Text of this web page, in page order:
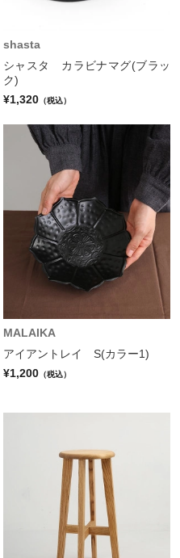
shasta
シャスタ カラビナマグ(ブラッ
ク)
¥1,320 （税込）
MALAIKA
アイアントレイ S(カラー1)
¥1,200 （税込）